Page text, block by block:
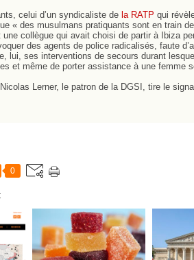
celui d’un syndicaliste de la RATP qui
« des musulmans pratiquants sont en train
une collègue qui avait choisi de partir à Ibiza
des agents de police radicalisés, faute
lui, ses interventions de secours durant
et même de porter assistance à une femme
Lerner, le patron de la DGSI, tire le
0